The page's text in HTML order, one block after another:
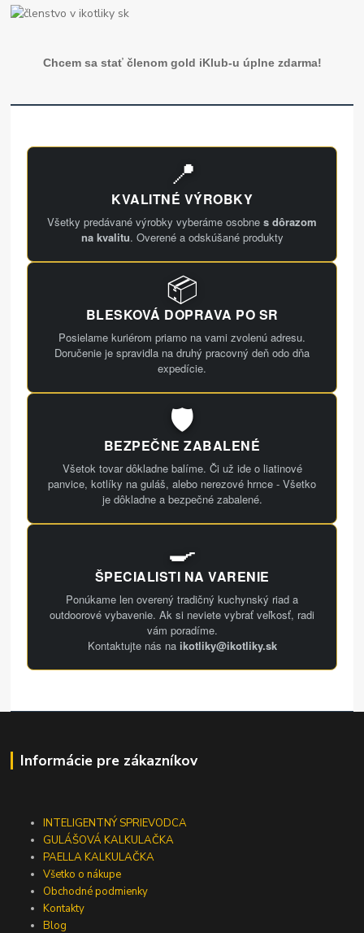
Chcem sa stať členom gold iKlub-u úplne zdarma!
📍
KVALITNÉ VÝROBKY
Všetky predávané výrobky vyberáme osobne s dôrazom
na kvalitu. Overené a odskúšané produkty
📦
BLESKOVÁ DOPRAVA PO SR
Posielame kuriérom priamo na vami zvolenú adresu.
Doručenie je spravidla na druhý pracovný deň odo dňa
expedície.
🛡️
BEZPEČNE ZABALENÉ
Všetok tovar dôkladne balíme. Či už ide o liatinové
panvice, kotlíky na guláš, alebo nerezové hrnce - Všetko
je dôkladne a bezpečné zabalené.
🍳
ŠPECIALISTI NA VARENIE
Ponúkame len overený tradičný kuchynský riad a
outdoorové vybavenie. Ak si neviete vybrať veľkosť, radi
vám poradíme.
Kontaktujte nás na ikotliky@ikotliky.sk
Informácie pre zákazníkov
INTELIGENTNÝ SPRIEVODCA
GULÁŠOVÁ KALKULAČKA
PAELLA KALKULAČKA
Všetko o nákupe
Obchodné podmienky
Kontakty
Blog